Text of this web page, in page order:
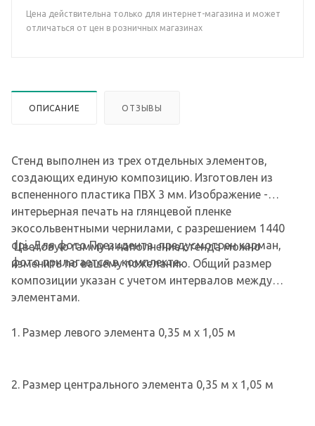
Цена действительна только для интернет-магазина и может
отличаться от цен в розничных магазинах
ОПИСАНИЕ ОТЗЫВЫ
Стенд выполнен из трех отдельных элементов,
создающих единую композицию. Изготовлен из
вспененного пластика ПВХ 3 мм. Изображение -
интерьерная печать на глянцевой пленке
экосольвентными чернилами, с разрешением 1440
dpi. Для фото Президента предусмотрен карман,
фото прилагается в комплекте.
Цветовую гамму и наполнение стенда можно
изменить по вашему пожеланию. Общий размер
композиции указан с учетом интервалов между
элементами.
1. Размер левого элемента 0,35 м х 1,05 м
2. Размер центрального элемента 0,35 м х 1,05 м